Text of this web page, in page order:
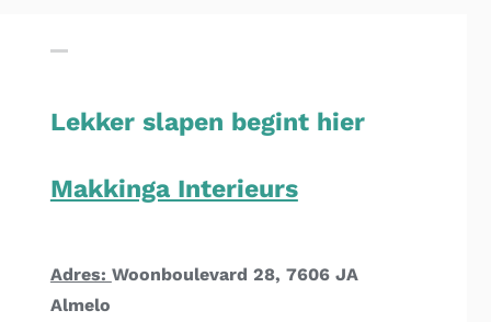
Lekker slapen begint hier
Makkinga Interieurs
Adres: Woonboulevard 28, 7606 JA
Almelo